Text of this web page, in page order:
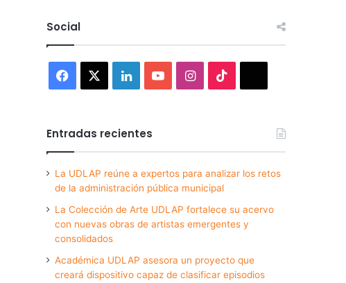
Social
Facebook LinkedInYouTubeInstagram
Entradas recientes
La UDLAP reúne a expertos para analizar los retos
de la administración pública municipal
La Colección de Arte UDLAP fortalece su acervo
con nuevas obras de artistas emergentes y
consolidados
Académica UDLAP asesora un proyecto que
creará dispositivo capaz de clasificar episodios